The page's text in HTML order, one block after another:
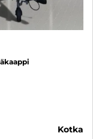
kotka